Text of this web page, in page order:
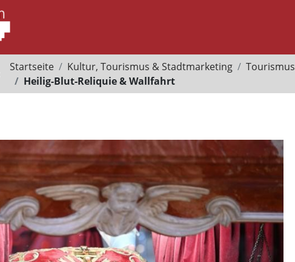
Startseite Kultur, Tourismus & Stadtmarketing Tourismus
Heilig-Blut-Reliquie & Wallfahrt